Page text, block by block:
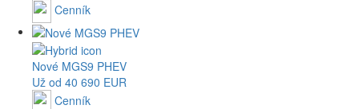
Cenník
Nové MGS9 PHEV
Už od 40 690 EUR
Cenník